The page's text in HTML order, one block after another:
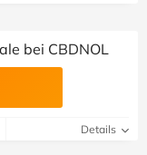
bei CBDNOL
Details